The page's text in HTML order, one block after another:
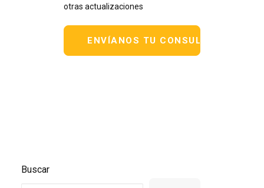
otras actualizaciones
Buscar